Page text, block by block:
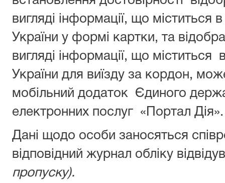
вигляді інформації, що міститься
України у формі картки, та
вигляді інформації, що міститься
України для виїзду за кордон,
мобільний додаток Єдиного
електронних послуг «Портал Дія».
Дані щодо особи заносяться
відповідний журнал обліку
пропуску).